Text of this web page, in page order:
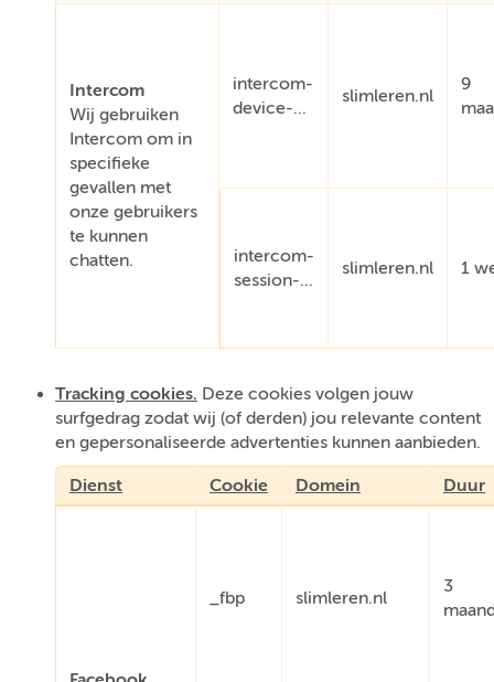
Intercom
Wij gebruiken
Intercom om in
specifieke
gevallen met
onze gebruikers
te kunnen
chatten.
intercom-
device-...
slimleren.nl
9
intercom-
session-...
slimleren.nl 1
Tracking cookies. Deze cookies volgen jouw
surfgedrag zodat wij (of derden) jou relevante content
en gepersonaliseerde advertenties kunnen aanbieden.
Dienst Cookie Domein Duur
_fbp slimleren.nl
3